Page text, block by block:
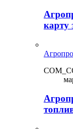
карту